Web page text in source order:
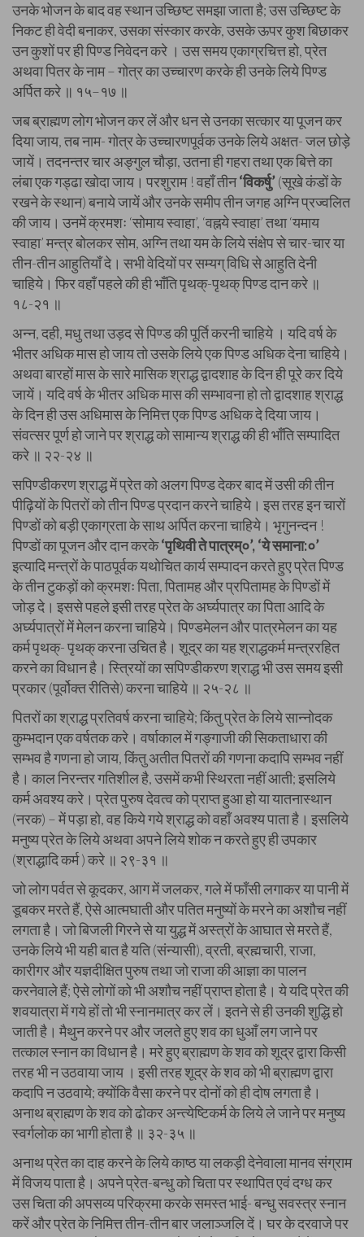
उनके भोजन के बाद वह स्थान उच्छिष्ट समझा जाता है; उस उच्छिष्ट के
निकट ही वेदी बनाकर, उसका संस्कार करके, उसके ऊपर कुश बिछाकर
उन कुशों पर ही पिण्ड निवेदन करे । उस समय एकाग्रचित्त हो, प्रेत
अथवा पितर के नाम – गोत्र का उच्चारण करके ही उनके लिये पिण्ड
अर्पित करे ॥ १५–१७ ॥
जब ब्राह्मण लोग भोजन कर लें और धन से उनका सत्कार या पूजन कर
दिया जाय, तब नाम- गोत्र के उच्चारणपूर्वक उनके लिये अक्षत- जल छोड़े
जायें। तदनन्तर चार अङ्गुल चौड़ा, उतना ही गहरा तथा एक बित्ते का
लंबा एक गड्ढा खोदा जाय। परशुराम ! वहाँ तीन‘विकर्षु’(सूखे कंडों के
रखने के स्थान) बनाये जायें और उनके समीप तीन जगह अग्नि प्रज्वलित
की जाय। उनमें क्रमशः ‘सोमाय स्वाहा’, ‘वह्नये स्वाहा’ तथा ‘यमाय
स्वाहा’ मन्त्र बोलकर सोम, अग्नि तथा यम के लिये संक्षेप से चार-चार या
तीन-तीन आहुतियाँ दे। सभी वेदियों पर सम्यग् विधि से आहुति देनी
चाहिये। फिर वहाँ पहले की ही भाँति पृथक्-पृथक् पिण्ड दान करे ॥
१८-२१ ॥
अन्न, दही, मधु तथा उड़द से पिण्ड की पूर्ति करनी चाहिये । यदि वर्ष के
भीतर अधिक मास हो जाय तो उसके लिये एक पिण्ड अधिक देना चाहिये।
अथवा बारहों मास के सारे मासिक श्राद्ध द्वादशाह के दिन ही पूरे कर दिये
जायें। यदि वर्ष के भीतर अधिक मास की सम्भावना हो तो द्वादशाह श्राद्ध
के दिन ही उस अधिमास के निमित्त एक पिण्ड अधिक दे दिया जाय।
संवत्सर पूर्ण हो जाने पर श्राद्ध को सामान्य श्राद्ध की ही भाँति सम्पादित
करे ॥ २२-२४ ॥
सपिण्डीकरण श्राद्ध में प्रेत को अलग पिण्ड देकर बाद में उसी की तीन
पीढ़ियों के पितरों को तीन पिण्ड प्रदान करने चाहिये। इस तरह इन चारों
पिण्डों को बड़ी एकाग्रता के साथ अर्पित करना चाहिये। भृगुनन्दन !
पिण्डों का पूजन और दान करके‘पृथिवी ते पात्रम्०’, ‘ये समाना:०’
इत्यादि मन्त्रों के पाठपूर्वक यथोचित कार्य सम्पादन करते हुए प्रेत पिण्ड
के तीन टुकड़ों को क्रमशः पिता, पितामह और प्रपितामह के पिण्डों में
जोड़ दे। इससे पहले इसी तरह प्रेत के अर्घ्यपात्र का पिता आदि के
अर्घ्यपात्रों में मेलन करना चाहिये। पिण्डमेलन और पात्रमेलन का यह
कर्म पृथक्- पृथक् करना उचित है। शूद्र का यह श्राद्धकर्म मन्त्ररहित
करने का विधान है। स्त्रियों का सपिण्डीकरण श्राद्ध भी उस समय इसी
प्रकार (पूर्वोक्त रीतिसे) करना चाहिये ॥ २५-२८ ॥
पितरों का श्राद्ध प्रतिवर्ष करना चाहिये; किंतु प्रेत के लिये सान्नोदक
कुम्भदान एक वर्षतक करे। वर्षाकाल में गङ्गाजी की सिकताधारा की
सम्भव है गणना हो जाय, किंतु अतीत पितरों की गणना कदापि सम्भव नहीं
है। काल निरन्तर गतिशील है, उसमें कभी स्थिरता नहीं आती; इसलिये
कर्म अवश्य करे। प्रेत पुरुष देवत्व को प्राप्त हुआ हो या यातनास्थान
(नरक) – में पड़ा हो, वह किये गये श्राद्ध को वहाँ अवश्य पाता है। इसलिये
मनुष्य प्रेत के लिये अथवा अपने लिये शोक न करते हुए ही उपकार
(श्राद्धादि कर्म ) करे ॥ २९-३१ ॥
जो लोग पर्वत से कूदकर, आग में जलकर, गले में फाँसी लगाकर या पानी में
डूबकर मरते हैं, ऐसे आत्मघाती और पतित मनुष्यों के मरने का अशौच नहीं
लगता है। जो बिजली गिरने से या युद्ध में अस्त्रों के आघात से मरते हैं,
उनके लिये भी यही बात है यति (संन्यासी), व्रती, ब्रह्मचारी, राजा,
कारीगर और यज्ञदीक्षित पुरुष तथा जो राजा की आज्ञा का पालन
करनेवाले हैं; ऐसे लोगों को भी अशौच नहीं प्राप्त होता है। ये यदि प्रेत की
शवयात्रा में गये हों तो भी स्नानमात्र कर लें। इतने से ही उनकी शुद्धि हो
जाती है। मैथुन करने पर और जलते हुए शव का धुआँ लग जाने पर
तत्काल स्नान का विधान है। मरे हुए ब्राह्मण के शव को शूद्र द्वारा किसी
तरह भी न उठवाया जाय । इसी तरह शूद्र के शव को भी ब्राह्मण द्वारा
कदापि न उठवाये; क्योंकि वैसा करने पर दोनों को ही दोष लगता है।
अनाथ ब्राह्मण के शव को ढोकर अन्त्येष्टिकर्म के लिये ले जाने पर मनुष्य
स्वर्गलोक का भागी होता है ॥ ३२-३५ ॥
अनाथ प्रेत का दाह करने के लिये काष्ठ या लकड़ी देनेवाला मानव संग्राम
में विजय पाता है। अपने प्रेत-बन्धु को चिता पर स्थापित एवं दग्ध कर
उस चिता की अपसव्य परिक्रमा करके समस्त भाई- बन्धु सवस्त्र स्नान
करें और प्रेत के निमित्त तीन-तीन बार जलाञ्जलि दें। घर के दरवाजे पर